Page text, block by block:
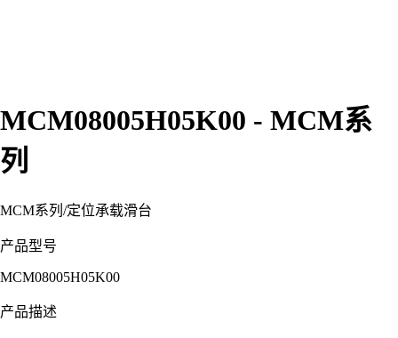
MCM08005H05K00 - MCM系
列
MCM系列 /定位承载滑台
产品型号
MCM08005H05K00
产品描述